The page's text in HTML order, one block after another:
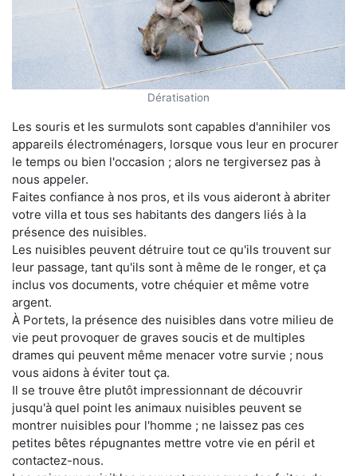
Dératisation
Les souris et les surmulots sont capables d'annihiler vos
appareils électroménagers, lorsque vous leur en procurer
le temps ou bien l'occasion ; alors ne tergiversez pas à
nous appeler.
Faites confiance à nos pros, et ils vous aideront à abriter
votre villa et tous ses habitants des dangers liés à la
présence des nuisibles.
Les nuisibles peuvent détruire tout ce qu'ils trouvent sur
leur passage, tant qu'ils sont à même de le ronger, et ça
inclus vos documents, votre chéquier et même votre
argent.
À Portets, la présence des nuisibles dans votre milieu de
vie peut provoquer de graves soucis et de multiples
drames qui peuvent même menacer votre survie ; nous
vous aidons à éviter tout ça.
Il se trouve être plutôt impressionnant de découvrir
jusqu'à quel point les animaux nuisibles peuvent se
montrer nuisibles pour l'homme ; ne laissez pas ces
petites bêtes répugnantes mettre votre vie en péril et
contactez-nous.